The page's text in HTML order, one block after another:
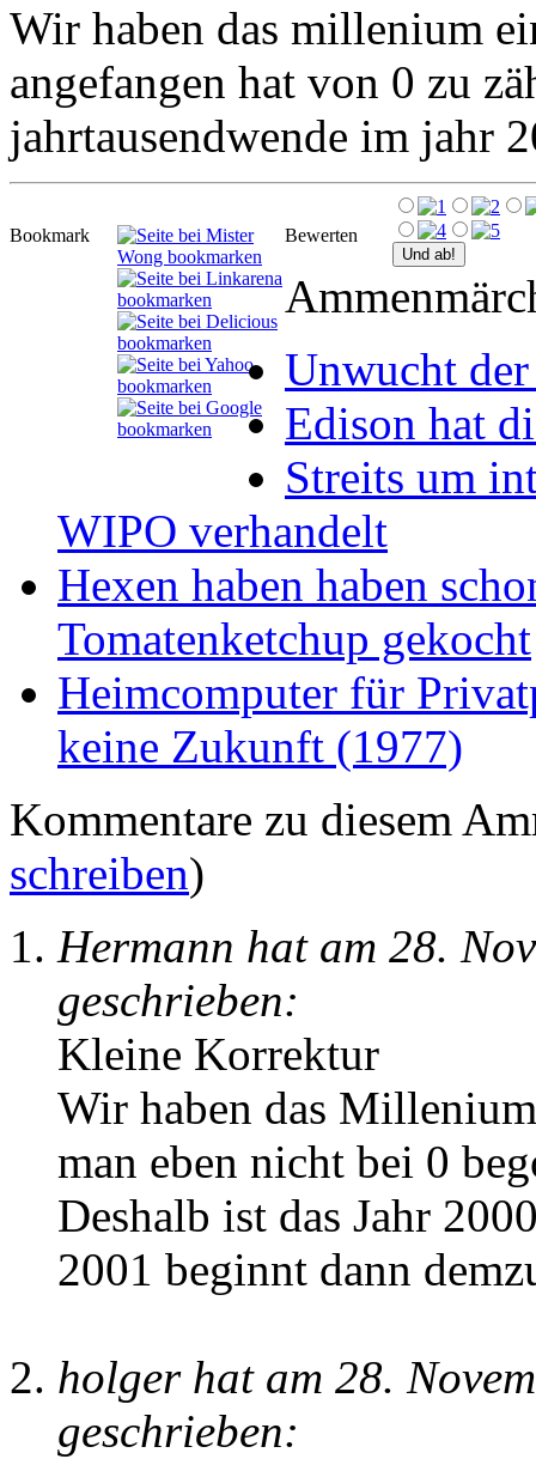
Wir haben das millenium
angefangen hat von 0 zu
jahrtausendwende im jahr
Bookmark Bewerten
Unwucht
Edison hat
Streits um
WIPO verhandelt
Hexen haben haben
Tomatenketchup gekocht
Heimcomputer für
keine Zukunft (1977)
Kommentare zu diesem
schreiben)
Hermann hat am 28.
geschrieben:
Kleine Korrektur
Wir haben das
man eben nicht bei 0
Deshalb ist das Jahr
2001 beginnt dann
holger hat am 28.
geschrieben: